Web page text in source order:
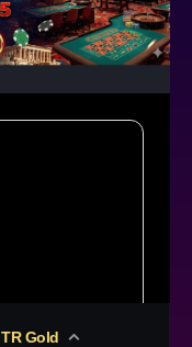
TR Gold